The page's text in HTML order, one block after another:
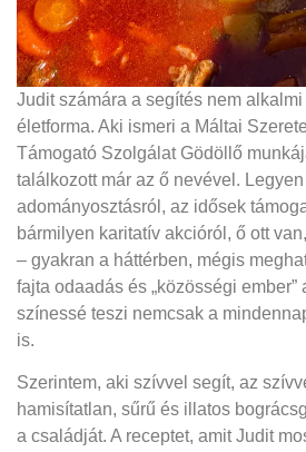
Judit számára a segítés nem
életforma. Aki ismeri a Máltai
Támogató Szolgálat Gödöllő
találkozott már az ő nevével.
adományosztásról, az idősek
bármilyen karitatív akcióról, ő ott
– gyakran a háttérben, mégis
fajta odaadás és „közösségi ember”
színessé teszi nemcsak a
is.
Szerintem, aki szívvel segít, az
hamisítatlan, sűrű és illatos
a családját. A receptet, amit Judit